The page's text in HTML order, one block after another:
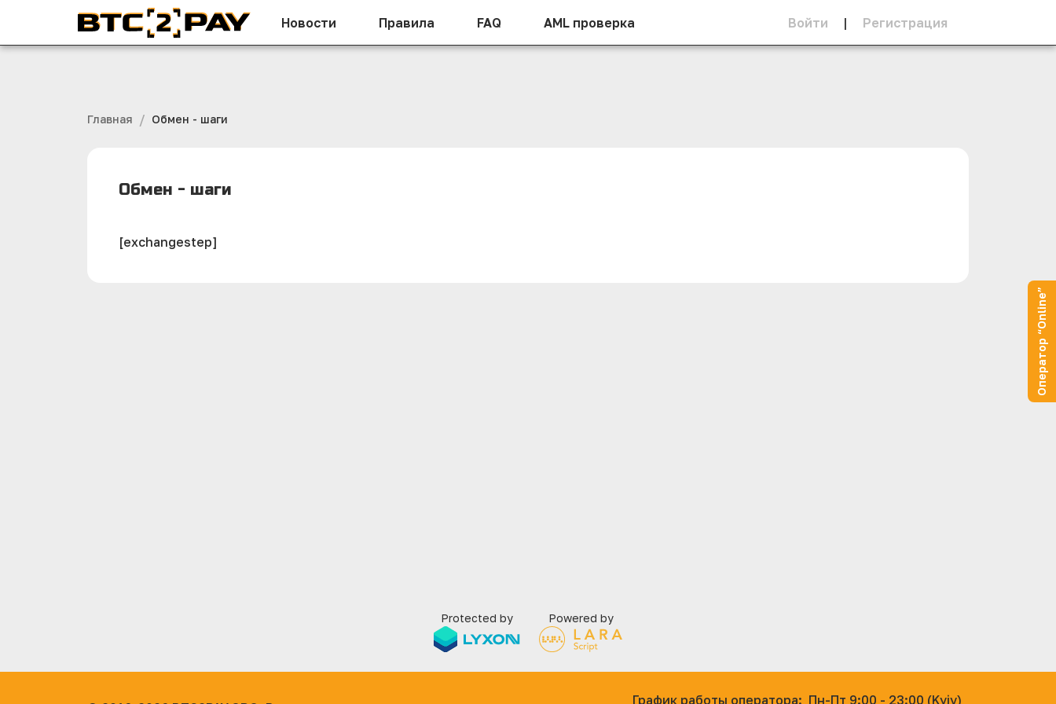
Новости Правила FAQ AML проверка Войти | Регистрация
Главная / Обмен - шаги
Обмен - шаги
[exchangestep]
Protected by Powered by
График работы оператора: Пн-Пт 9:00 - 23:00 (Kyiv)
Оператор “Online”